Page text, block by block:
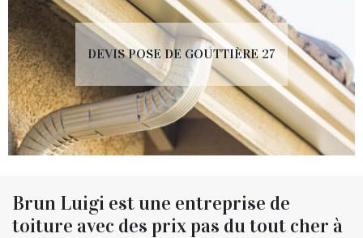
DEVIS POSE DE GOUTTIÈRE 27
Brun Luigi est une entreprise de
toiture avec des prix pas du tout cher à